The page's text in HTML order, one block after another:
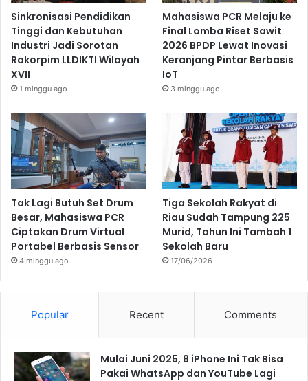
Sinkronisasi Pendidikan
Tinggi dan Kebutuhan
Industri Jadi Sorotan
Rakorpim LLDIKTI Wilayah
XVII
1 minggu ago
Mahasiswa PCR Melaju ke
Final Lomba Riset Sawit
2026 BPDP Lewat Inovasi
Keranjang Pintar Berbasis
IoT
3 minggu ago
Tak Lagi Butuh Set Drum
Besar, Mahasiswa PCR
Ciptakan Drum Virtual
Portabel Berbasis Sensor
4 minggu ago
Tiga Sekolah Rakyat di
Riau Sudah Tampung 225
Murid, Tahun Ini Tambah 1
Sekolah Baru
17/06/2026
Popular Recent Comments
Mulai Juni 2025, 8 iPhone Ini Tak Bisa
Pakai WhatsApp dan YouTube Lagi